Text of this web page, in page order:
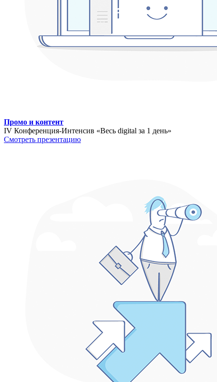
Промо и контент
IV Конференция-Интенсив «Весь digital за 1 день»
Смотреть презентацию